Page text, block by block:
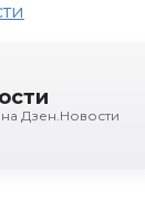
Дзен.Новости